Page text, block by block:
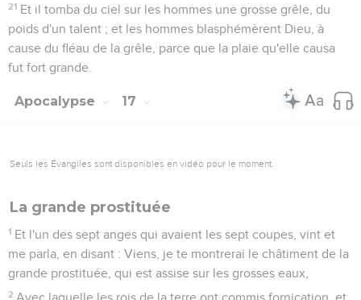
21 Et il tomba du ciel sur les hommes une grosse grêle, du
poids d'un talent ; et les hommes blasphémèrent Dieu, à
cause du fléau de la grêle, parce que la plaie qu'elle causa
fut fort grande.
Apocalypse 17
Seuls les Évangiles sont disponibles en vidéo pour le moment.
La grande prostituée
1 Et l'un des sept anges qui avaient les sept coupes, vint et
me parla, en disant : Viens, je te montrerai le châtiment de la
grande prostituée, qui est assise sur les grosses eaux,
2 Avec laquelle les rois de la terre ont commis fornication, et